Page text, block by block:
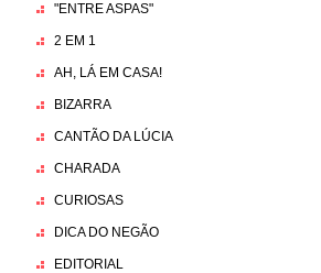
"ENTRE ASPAS"
2 EM 1
AH, LÁ EM CASA!
BIZARRA
CANTÃO DA LÚCIA
CHARADA
CURIOSAS
DICA DO NEGÃO
EDITORIAL